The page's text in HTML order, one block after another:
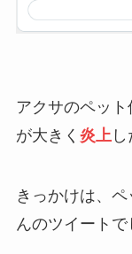
アクサのペット
が大きく 炎上
きっかけは、
んのツイートで